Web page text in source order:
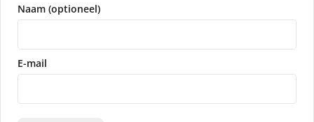
Naam (optioneel)
E-mail